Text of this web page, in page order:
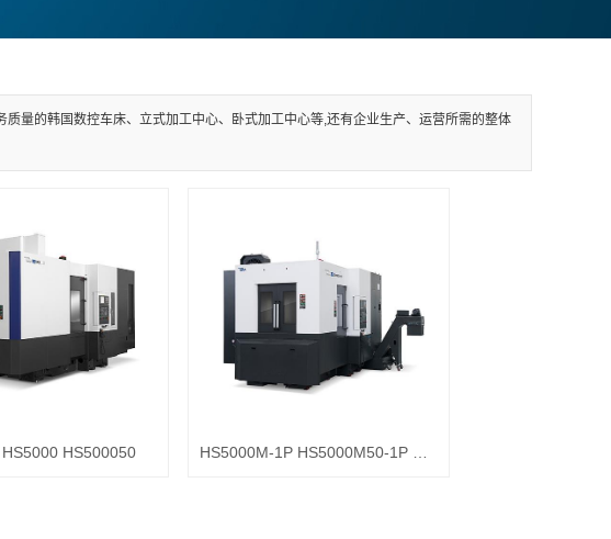
量的韩国数控车床、立式加工中心、卧式加工中心等,还有企业生产、运营所需的整体
HS500050